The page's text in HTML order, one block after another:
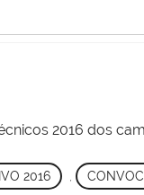
2016 dos
2016